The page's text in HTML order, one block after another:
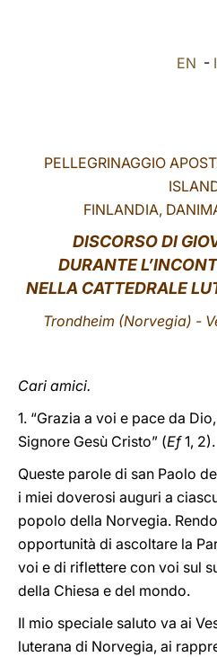
EN -
PELLEGRINAGGIO
FINLANDIA,
DISCORSO DI
DURANTE
NELLA CATTEDRALE
Trondheim (Norvegia) -
Cari amici.
1. “Grazia a voi e pace da
Signore Gesù Cristo” (Ef1, 2).
Queste parole di san Paolo
i miei doverosi auguri a
popolo della Norvegia.
opportunità di ascoltare la
voi e di riflettere con voi sul
della Chiesa e del mondo.
Il mio speciale saluto va ai
luterana di Norvegia, ai